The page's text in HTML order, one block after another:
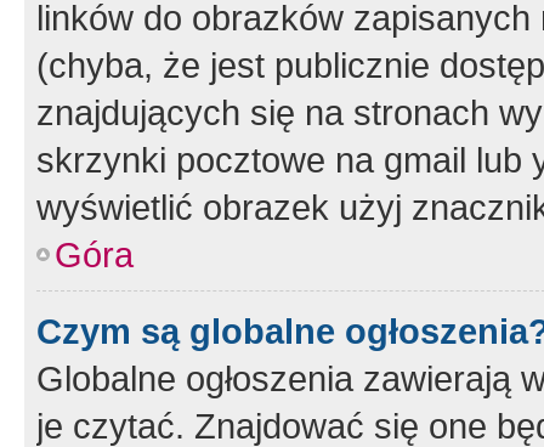
linków do obrazków
(chyba, że jest publicznie
znajdujących się na stronach
skrzynki pocztowe na gmail lub
wyświetlić obrazek użyj
Góra
Czym są globalne
Globalne ogłoszenia zawierają
je czytać. Znajdować się one